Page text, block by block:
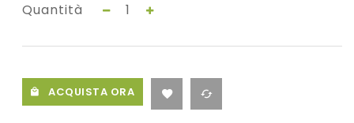
Quantità
ACQUISTA ORA